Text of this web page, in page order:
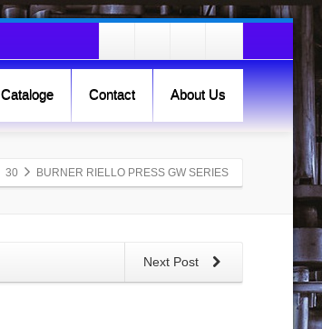
Cataloge Contact About Us
30 BURNER RIELLO PRESS GW SERIES
Next Post